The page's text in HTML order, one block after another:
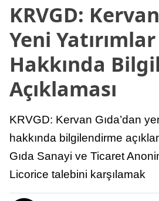
KRVGD:
Yeni Yatırımlar
Hakkında
Açıklaması
KRVGD: Kervan Gıda’dan
hakkında bilgilendirme
Gıda Sanayi ve Ticaret
Licorice talebini karşılamak